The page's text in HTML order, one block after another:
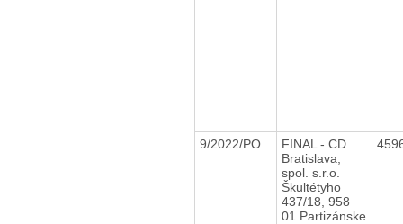
9/2022/PO
FINAL - CD
Bratislava,
spol. s.r.o.
Škultétyho
437/18, 958
01 Partizánske